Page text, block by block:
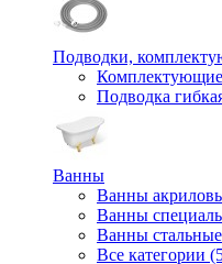
Подводки,
Подводка
Ванны
Ванны
Ванны
Ванны стальные
Все категории